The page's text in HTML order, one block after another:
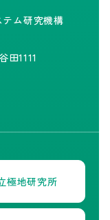
ム研究機構
1111
極地研究所